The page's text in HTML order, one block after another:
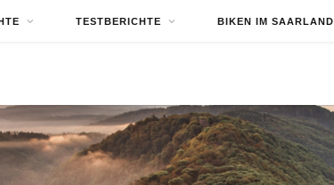
TESTBERICHTE BIKEN IM SAARLAND